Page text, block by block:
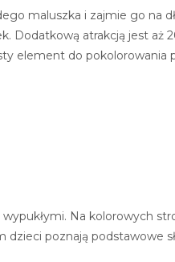
maluszka i zajmie go na
Dodatkową atrakcją jest aż
element do pokolorowania
Na kolorowych
poznają podstawowe